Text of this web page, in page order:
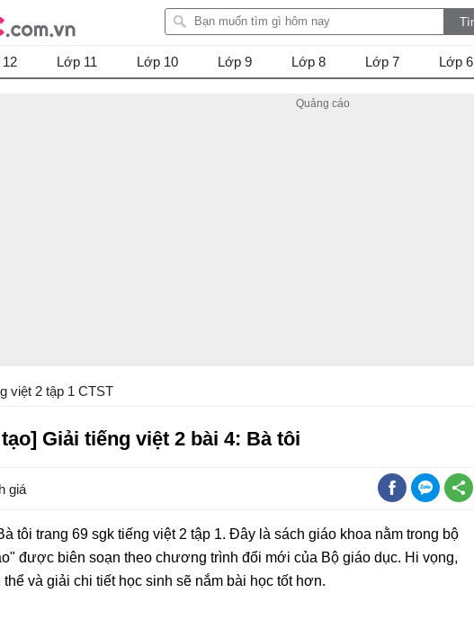
Lớp 11 Lớp 10 Lớp 9 Lớp 8 Lớp 7 Lớp 6
việt 2 tập 1 CTST
Giải tiếng việt 2 bài 4: Bà tôi
giá
tôi trang 69 sgk tiếng việt 2 tập 1. Đây là sách giáo khoa nằm trong bộ
được biên soạn theo chương trình đổi mới của Bộ giáo dục. Hi vọng,
và giải chi tiết học sinh sẽ nắm bài học tốt hơn.